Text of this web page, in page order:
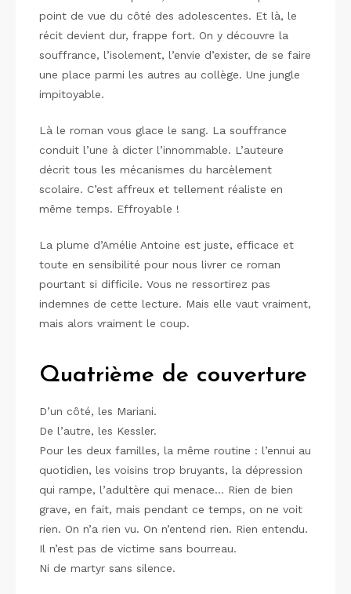
point de vue du côté des adolescentes. Et là, le
récit devient dur, frappe fort. On y découvre la
souffrance, l’isolement, l’envie d’exister, de se faire
une place parmi les autres au collège. Une jungle
impitoyable.
Là le roman vous glace le sang. La souffrance
conduit l’une à dicter l’innommable. L’auteure
décrit tous les mécanismes du harcèlement
scolaire. C’est affreux et tellement réaliste en
même temps. Effroyable !
La plume d’Amélie Antoine est juste, efficace et
toute en sensibilité pour nous livrer ce roman
pourtant si difficile. Vous ne ressortirez pas
indemnes de cette lecture. Mais elle vaut vraiment,
mais alors vraiment le coup.
Quatrième de couverture
D’un côté, les Mariani.
De l’autre, les Kessler.
Pour les deux familles, la même routine : l’ennui au
quotidien, les voisins trop bruyants, la dépression
qui rampe, l’adultère qui menace… Rien de bien
grave, en fait, mais pendant ce temps, on ne voit
rien. On n’a rien vu. On n’entend rien. Rien entendu.
Il n’est pas de victime sans bourreau.
Ni de martyr sans silence.